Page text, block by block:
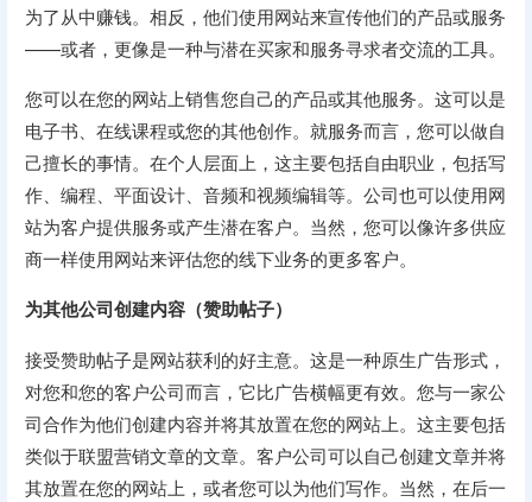
为了从中赚钱。相反，他们使用网站来宣传他们的产品或服务
——或者，更像是一种与潜在买家和服务寻求者交流的工具。
您可以在您的网站上销售您自己的产品或其他服务。这可以是
电子书、在线课程或您的其他创作。就服务而言，您可以做自
己擅长的事情。在个人层面上，这主要包括自由职业，包括写
作、编程、平面设计、音频和视频编辑等。公司也可以使用网
站为客户提供服务或产生潜在客户。当然，您可以像许多供应
商一样使用网站来评估您的线下业务的更多客户。
为其他公司创建内容（赞助帖子）
接受赞助帖子是网站获利的好主意。这是一种原生广告形式，
对您和您的客户公司而言，它比广告横幅更有效。您与一家公
司合作为他们创建内容并将其放置在您的网站上。这主要包括
类似于联盟营销文章的文章。客户公司可以自己创建文章并将
其放置在您的网站上，或者您可以为他们写作。当然，在后一